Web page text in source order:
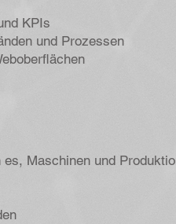
KPIs
und Prozessen
Maschinen und